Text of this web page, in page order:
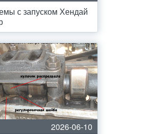
с запуском Хендай
2026-06-10